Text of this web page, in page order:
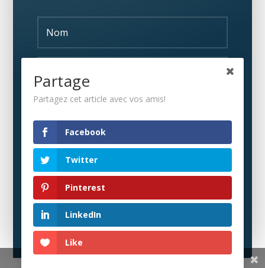
Partage
Partagez cet article avec vos amis!
Facebook
Twitter
Pinterest
LinkedIn
Like